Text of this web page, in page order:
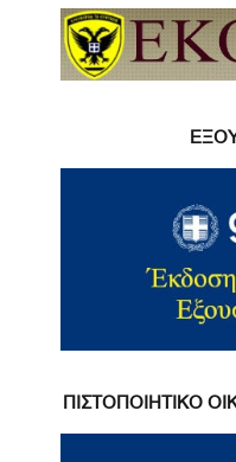
ΠΙΣΤΟΠΟΙΗΤΙΚΟ